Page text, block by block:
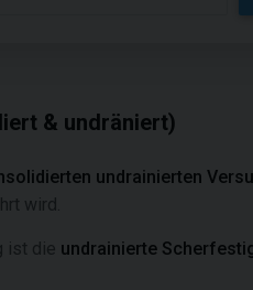
& undräniert)
undrainierten
wird.
ist die undrainierte